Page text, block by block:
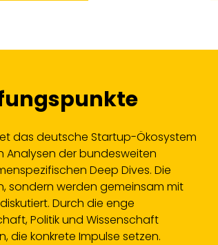
das deutsche Startup-Ökosystem
Analysen der bundesweiten
Deep Dives. Die
sondern werden gemeinsam mit
Durch die enge
Politik und Wissenschaft
die konkrete Impulse setzen.